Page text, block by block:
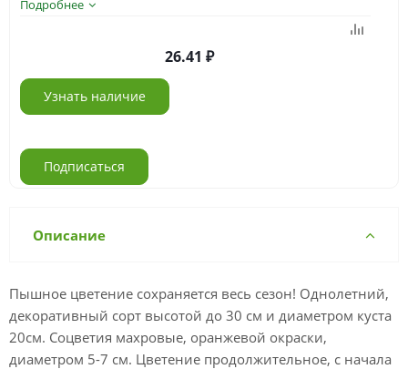
Подробнее
26.41
Узнать наличие
Подписаться
Описание
Пышное цветение сохраняется весь сезон! Однолетний,
декоративный сорт высотой до 30 см и диаметром куста
20см. Соцветия махровые, оранжевой окраски,
диаметром 5-7 см. Цветение продолжительное, с начала